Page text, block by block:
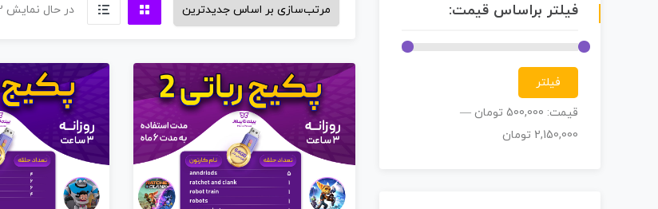
در حال نمایش 2 نتیجه فیلتر براساس قیمت:
فیلتر
قیمت: 500,000 تومان
—
2,150,000 تومان